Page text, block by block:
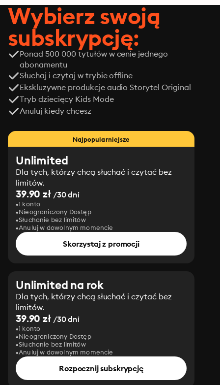
Wybierz swoją
subskrypcję:
Ponad 500 000 tytułów w cenie jednego
abonamentu
Słuchaj i czytaj w trybie offline
Ekskluzywne produkcje audio Storytel Original
Tryb dziecięcy Kids Mode
Anuluj kiedy chcesz
Najpopularniejsze
Unlimited
Dla tych, którzy chcą słuchać i czytać bez
limitów.
39.90 zł/30 dni
1 konto
Nieograniczony Dostęp
Słuchanie bez limitów
Anuluj w dowolnym momencie
Skorzystaj z promocji
Unlimited na rok
Dla tych, którzy chcą słuchać i czytać bez
limitów.
39.90 zł/30 dni
1 konto
Nieograniczony Dostęp
Słuchanie bez limitów
Anuluj w dowolnym momencie
Rozpocznij subskrypcję